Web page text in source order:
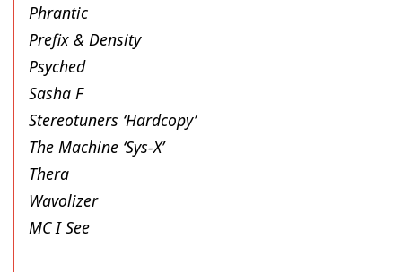
Phrantic
Prefix & Density
Psyched
Sasha F
Stereotuners ‘Hardcopy’
The Machine ‘Sys-X’
Thera
Wavolizer
MC I See